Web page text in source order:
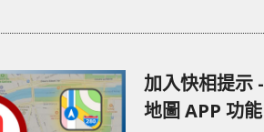
人在 The
Bug，且經已得
Casually brow
加入快相提示
地圖 APP 功能